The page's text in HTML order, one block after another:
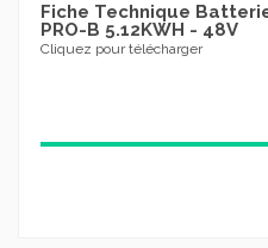
Fiche Technique
PRO-B 5.12KWH - 48V
Cliquez pour télécharger